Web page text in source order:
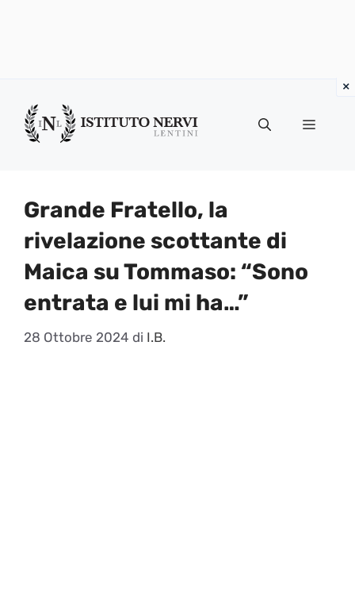
contenuto
Menu
Grande Fratello, la
rivelazione scottante di
Maica su Tommaso: “Sono
entrata e lui mi ha…”
28 Ottobre 2024 di I.B.